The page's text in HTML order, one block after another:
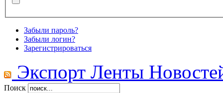
Забыли пароль?
Забыли логин?
Зарегистрироваться
Экспорт Ленты
Поиск